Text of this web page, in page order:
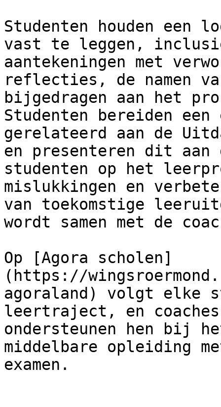
Studenten houden een
vast te leggen,
aantekeningen met
reflecties, de namen
bijgedragen aan het
Studenten bereiden
gerelateerd aan de
en presenteren dit
studenten op het
mislukkingen en
van toekomstige
wordt samen met de
Op [Agora scholen]
(https://
agoraland) volgt elke
leertraject, en coaches
ondersteunen hen bij
middelbare opleiding